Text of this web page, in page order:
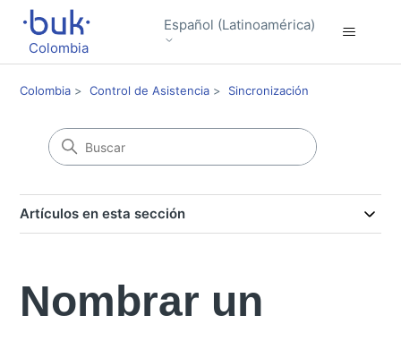
Colombia
Español (Latinoamérica)
Colombia Control de Asistencia Sincronización
Artículos en esta sección
Nombrar un